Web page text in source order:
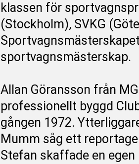
klassen för
(Stockholm), SVKG
sportvagnsmästerskap.
Allan Göransson från
professionellt byggd
gången 1972.
Mumm såg ett
Stefan skaffade en